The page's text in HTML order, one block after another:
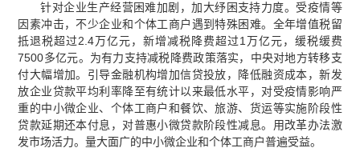
针对企业生产经营困难加剧，加大纾困支持力度。受疫情等
因素冲击，不少企业和个体工商户遇到特殊困难。全年增值税留
抵退税超过2.4万亿元，新增减税降费超过1万亿元，缓税缓费
7500多亿元。为有力支持减税降费政策落实，中央对地方转移支
付大幅增加。引导金融机构增加信贷投放，降低融资成本，新发
放企业贷款平均利率降至有统计以来最低水平，对受疫情影响严
重的中小微企业、个体工商户和餐饮、旅游、货运等实施阶段性
贷款延期还本付息，对普惠小微贷款阶段性减息。用改革办法激
发市场活力。量大面广的中小微企业和个体工商户普遍受益。